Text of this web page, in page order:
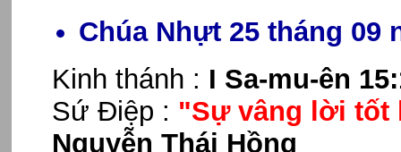
Chúa Nhựt 25 tháng 09
Kinh thánh : I Sa-mu-ên
Sứ Điệp : "Sự vâng lời tốt
Nguyễn Thái Hồng